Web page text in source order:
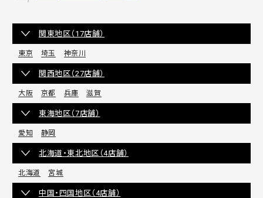
関東地区（17店舗）
東京 埼玉 神奈川
関西地区（27店舗）
大阪 京都 兵庫 滋賀
東海地区（7店舗）
愛知 静岡
北海道・東北地区（4店舗）
北海道 宮城
中国・四国地区（4店舗）